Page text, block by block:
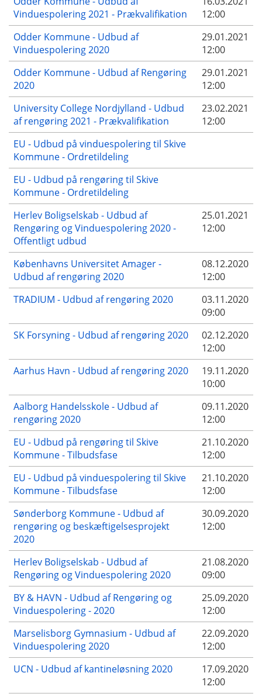
Vinduespolering 2021 - Prækvalifikation
12:00
Odder Kommune - Udbud af
Vinduespolering 2020
29.01.2021
12:00
Odder Kommune - Udbud af Rengøring
2020
29.01.2021
12:00
University College Nordjylland - Udbud
af rengøring 2021 - Prækvalifikation
23.02.2021
12:00
EU - Udbud på vinduespolering til Skive
Kommune - Ordretildeling
EU - Udbud på rengøring til Skive
Kommune - Ordretildeling
Herlev Boligselskab - Udbud af
Rengøring og Vinduespolering 2020 -
Offentligt udbud
25.01.2021
12:00
Københavns Universitet Amager -
Udbud af rengøring 2020
08.12.2020
12:00
TRADIUM - Udbud af rengøring 2020
03.11.2020
09:00
SK Forsyning - Udbud af rengøring 2020
02.12.2020
12:00
Aarhus Havn - Udbud af rengøring 2020
19.11.2020
10:00
Aalborg Handelsskole - Udbud af
rengøring 2020
09.11.2020
12:00
EU - Udbud på rengøring til Skive
Kommune - Tilbudsfase
21.10.2020
12:00
EU - Udbud på vinduespolering til Skive
Kommune - Tilbudsfase
21.10.2020
12:00
Sønderborg Kommune - Udbud af
rengøring og beskæftigelsesprojekt
2020
30.09.2020
12:00
Herlev Boligselskab - Udbud af
Rengøring og Vinduespolering 2020
21.08.2020
09:00
BY & HAVN - Udbud af Rengøring og
Vinduespolering - 2020
25.09.2020
12:00
Marselisborg Gymnasium - Udbud af
Vinduespolering 2020
22.09.2020
12:00
UCN - Udbud af kantineløsning 2020
17.09.2020
12:00